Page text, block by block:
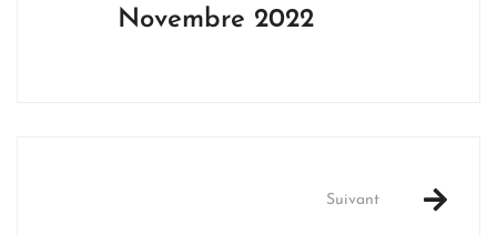
Novembre 2022
Suivant